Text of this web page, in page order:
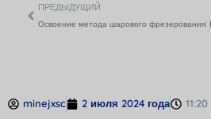
ПРЕДЫДУЩИЙ
Освоение метода шарового
minejxsc 2 июля 2024 года